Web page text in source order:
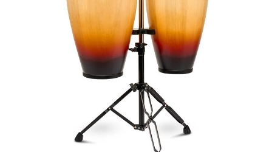
キーボード 電子ピアノ
その他楽器
エフェクター